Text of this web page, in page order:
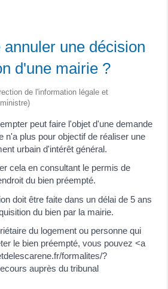
une décision
d'une mairie ?
de l'information légale et
peut faire l'objet d'une demande
n'a plus pour objectif de réaliser une
urbain d'intérêt général.
cela en consultant le permis de
du bien préempté.
doit être faite dans un délai de 5 ans
du bien par la mairie.
du logement ou personne qui
le bien préempté, vous pouvez <a
formalites/?
auprès du tribunal